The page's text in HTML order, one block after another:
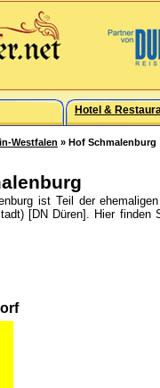
Hotel &
Westfalen » Hof Schmalenburg
ist Teil der
[DN Düren]. Hier finden